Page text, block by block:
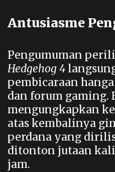
Antusiasme
Pengumuman
Hedgehog 4
pembicaraan
dan forum gaming.
mengungkapkan
atas kembalinya
perdana yang
ditonton jutaan
jam.